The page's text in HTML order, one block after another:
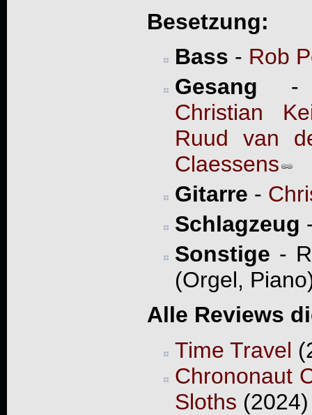
Besetzung:
Bass - Rob
Gesang
Christian
Ruud van
Claessens
Gitarre -
Schlagzeug
Sonstige -
(Orgel,
Alle Reviews
Time Travel
Chrononaut
Sloths